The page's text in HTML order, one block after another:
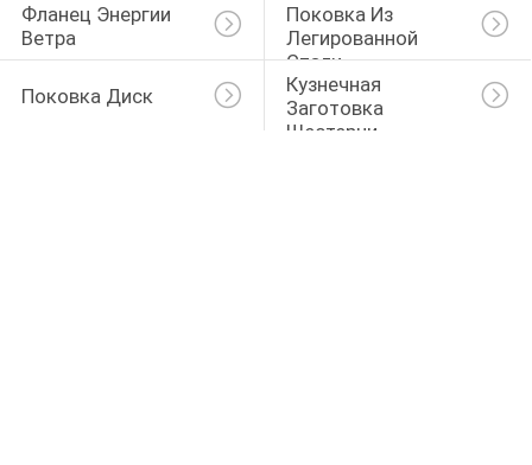
Фланец Энергии
Ветра
Поковка Из
Легированной
Стали
Поковка Диск
Кузнечная
Заготовка
Шестерни